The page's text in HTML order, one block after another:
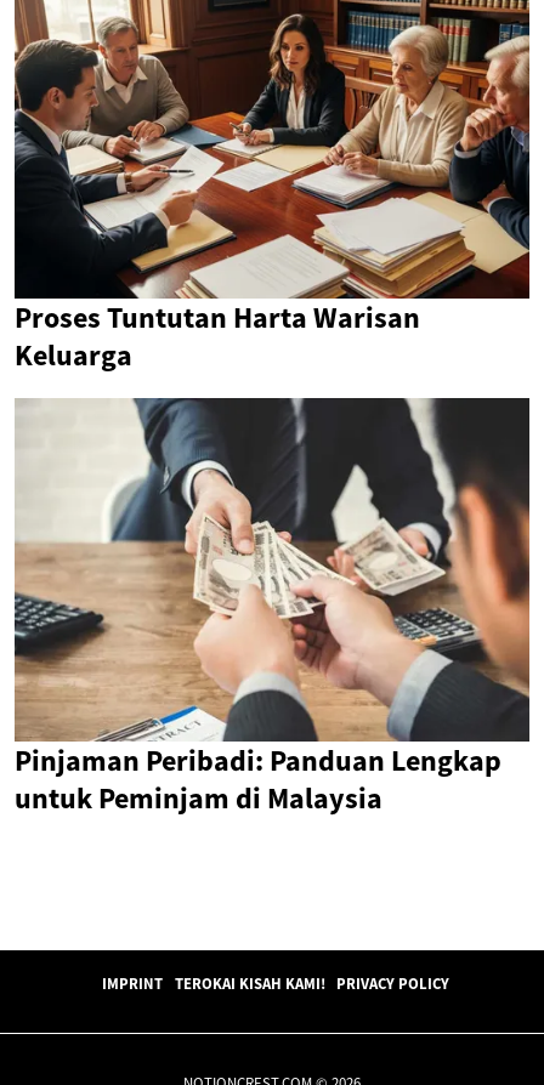
Proses Tuntutan Harta Warisan
Keluarga
Pinjaman Peribadi: Panduan Lengkap
untuk Peminjam di Malaysia
IMPRINT TEROKAI KISAH KAMI! PRIVACY POLICY